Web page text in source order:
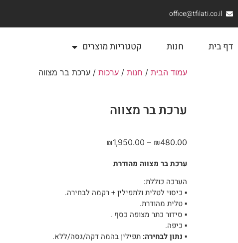
office@tfilati.co.il
דף בית חנות קטגוריות מוצרים
עמוד הבית / חנות / ערכות / ערכת בר מצווה
ערכת בר מצווה
₪480.00
–
₪1,950.00
ערכת בר מצווה מהודרת
הערכה כוללת:
▪︎ כיסוי לטלית ולתפילין + רקמה לבחירה.
▪︎ טלית מהודרת.
▪︎ סידור כתר מצופה כסף .
▪︎ כיפה.
▪︎ נתון לבחירה: תפילין בהמה דקה/גסה/ללא.